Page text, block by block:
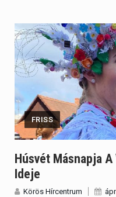
FRISS
Húsvét Másnapja
Ideje
Körös Hírcentrum